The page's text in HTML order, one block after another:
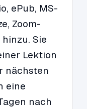
ePub, MS-
Zoom-
Sie
Lektion
nächsten
eine
nach